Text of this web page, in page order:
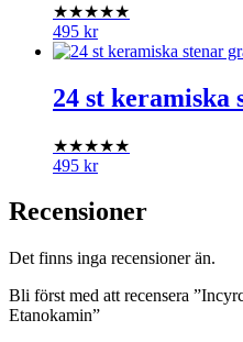
★★★★★
495 kr
24 st keramiska
★★★★★
495 kr
Recensioner
Det finns inga recensioner än.
Bli först med att recensera
Etanokamin”